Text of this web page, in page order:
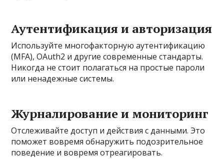
Аутентификация и авторизация
Используйте многофакторную аутентификацию
(MFA), OAuth2 и другие современные стандарты.
Никогда не стоит полагаться на простые пароли
или ненадежные системы.
Журналирование и мониторинг
Отслеживайте доступ и действия с данными. Это
поможет вовремя обнаружить подозрительное
поведение и вовремя отреагировать.